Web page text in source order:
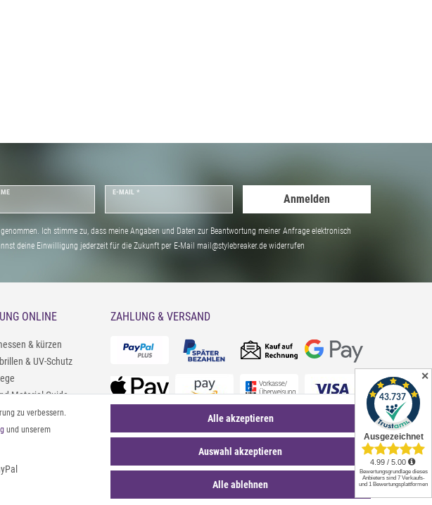
E-MAIL *
Anmelden
Ich stimme zu, dass meine Angaben und Daten zur Beantwortung meiner Anfrage elektronisch
deine Einwilligung jederzeit für die Zukunft per E-Mail mail@stylebreaker.de widerrufen
ONLINE
& kürzen
& UV-Schutz
Material-Guide
richtig organisieren
für Caps
ZAHLUNG & VERSAND
zu verbessern.
und unserem
Auswahl akzeptieren
Alle ablehnen
Alle akzeptieren
✕